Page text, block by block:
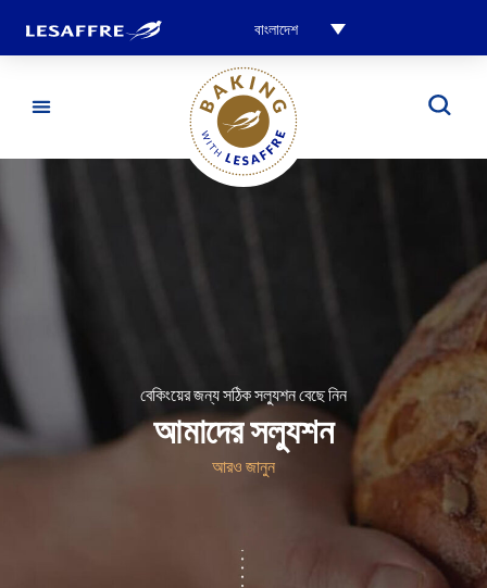
বাংলাদেশ
বেকিংয়ের জন্য সঠিক সল্যুশন বেছে নিন
আমাদের সল্যুশন
আরও জানুন